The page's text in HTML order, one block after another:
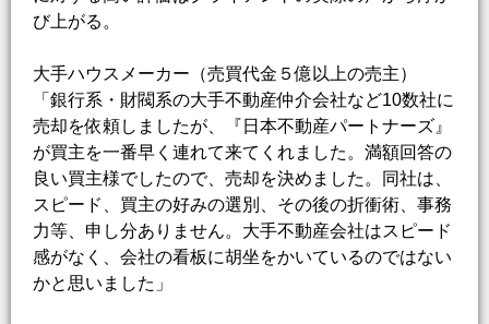
び上がる。
大手ハウスメーカー（売買代金５億以上の売主）
「銀行系・財閥系の大手不動産仲介会社など10数社に
売却を依頼しましたが、『日本不動産パートナーズ』
が買主を一番早く連れて来てくれました。満額回答の
良い買主様でしたので、売却を決めました。同社は、
スピード、買主の好みの選別、その後の折衝術、事務
力等、申し分ありません。大手不動産会社はスピード
感がなく、会社の看板に胡坐をかいているのではない
かと思いました」